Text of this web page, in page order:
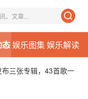
态娱乐图集娱乐解读
三张专辑，43首歌一